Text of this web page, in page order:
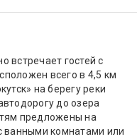
встречает гостей с
всего в 4,5 км
на берегу реки
до озера
предложены на
ванными комнатами или